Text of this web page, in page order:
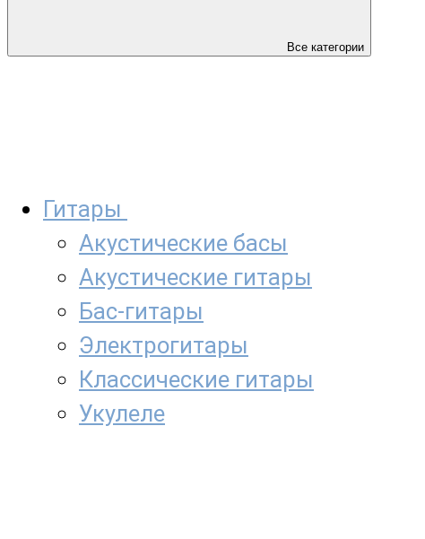
Все категории
Гитары
Акустические басы
Акустические гитары
Бас-гитары
Электрогитары
Классические гитары
Укулеле